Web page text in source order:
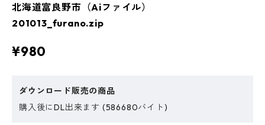
北海道富良野市（Aiファイル）
201013_furano.zip
¥980
ダウンロード販売の商品
購入後にDL出来ます (586680バイト)